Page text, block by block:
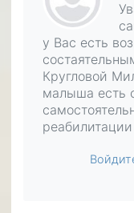
у Вас есть
Кругловой
малыша есть